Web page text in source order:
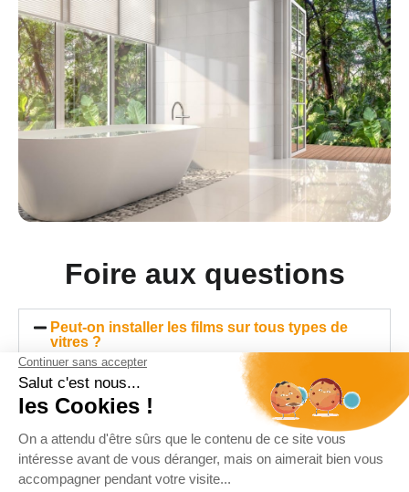
Foire aux questions
Peut-on installer les films sur tous types de
vitres ?
Absolument ! Nos films sont polyvalents et peuvent
être appliqués sur divers types de vitres, qu’elles
soient dans des habitations, des bureaux ou des
véhicules. Nous vous conseillons sur le meilleur
choix en fonction de vos vitrages.